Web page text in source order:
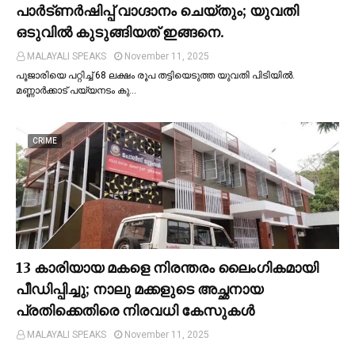
പാര്‍ട്ണര്‍ഷിപ്പ് വാഗ്ദാനം ചെയ്തും; യുവതി
ഒടുവില്‍ കുടുങ്ങിയത് ഇങ്ങനെ.
MALAYALI SPEAKS
November 11, 2025
പൂജാരിയെ പറ്റിച്ച്‌ 68 ലക്ഷം രൂപ തട്ടിയെടുത്ത യുവതി പിടിയില്‍.
മണ്ണാർക്കാട് പയ്യനടം കു…
CRIME
13 കാരിയായ മകളെ നിരന്തരം ലൈംഗികമായി
പീഡിപ്പിച്ചു; നാലു മക്കളുടെ അച്ഛനായ
പ്രതിക്കെതിരെ നിരവധി കേസുകള്‍
MALAYALI SPEAKS
November 11, 2025